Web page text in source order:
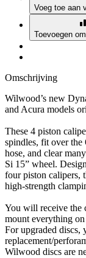
Voeg toe aan
Toevoegen
Omschrijving
Wilwood’s new
and Acura models
These 4 piston
spindles, fit over the
hose, and clear
Si 15” wheel.
four piston calipers,
high-strength
You will receive the
mount everything
For upgraded discs,
replacement/
Wilwood discs are